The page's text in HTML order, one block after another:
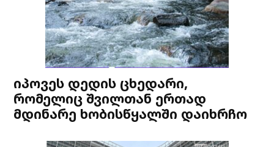
იპოვეს დედის ცხედარი,
რომელიც შვილთან ერთად
მდინარე ხობისწყალში დაიხრჩო